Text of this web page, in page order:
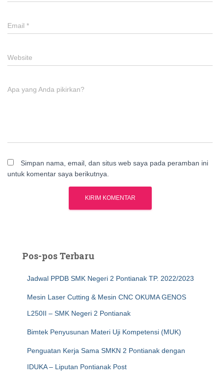
Email *
Website
Apa yang Anda pikirkan?
Simpan nama, email, dan situs web saya pada peramban ini
untuk komentar saya berikutnya.
Pos-pos Terbaru
Jadwal PPDB SMK Negeri 2 Pontianak TP. 2022/2023
Mesin Laser Cutting & Mesin CNC OKUMA GENOS
L250II – SMK Negeri 2 Pontianak
Bimtek Penyusunan Materi Uji Kompetensi (MUK)
Penguatan Kerja Sama SMKN 2 Pontianak dengan
IDUKA – Liputan Pontianak Post